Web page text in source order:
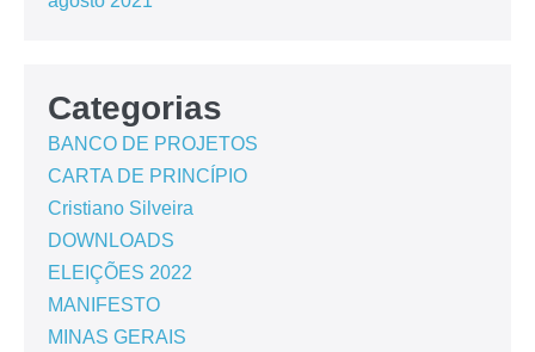
Categorias
BANCO DE PROJETOS
CARTA DE PRINCÍPIO
Cristiano Silveira
DOWNLOADS
ELEIÇÕES 2022
MANIFESTO
MINAS GERAIS